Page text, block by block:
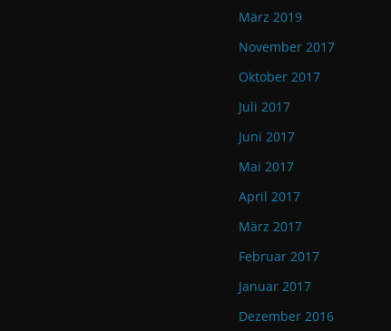
März 2019
November 2017
Oktober 2017
Juli 2017
Juni 2017
Mai 2017
April 2017
März 2017
Februar 2017
Januar 2017
Dezember 2016